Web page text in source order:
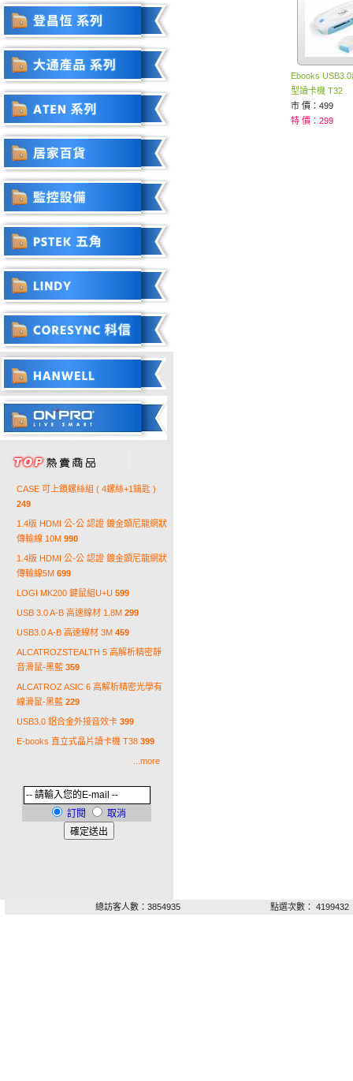
CASE 可上鎖螺絲組 ( 4螺絲+1鑰匙 )
249
1.4版 HDMI 公-公 認證 鍍金頭尼龍網狀
傳輸線 10M 990
1.4版 HDMI 公-公 認證 鍍金頭尼龍網狀
傳輸線5M 699
LOGI MK200 鍵鼠組U+U 599
USB 3.0 A-B 高速線材 1.8M 299
USB3.0 A-B 高速線材 3M 459
ALCATROZSTEALTH 5 高解析精密靜
音滑鼠-黑藍 359
ALCATROZ ASIC 6 高解析精密光學有
線滑鼠-黑藍 229
USB3.0 鋁合金外接音效卡 399
E-books 直立式晶片讀卡機 T38 399
...more
訂閱 取消
Ebooks
型讀卡機 T32
市 價：499
特 價：299
總訪客人數：3854935 點選次數： 4199432